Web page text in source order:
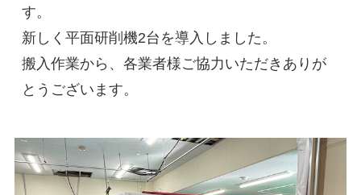
す。
新しく平面研削機2台を導入しました。
搬入作業から、各業者様ご協力いただきありが
とうございます。